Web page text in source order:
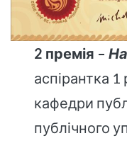
2 премія –
аспірантка
кафедри
публічного